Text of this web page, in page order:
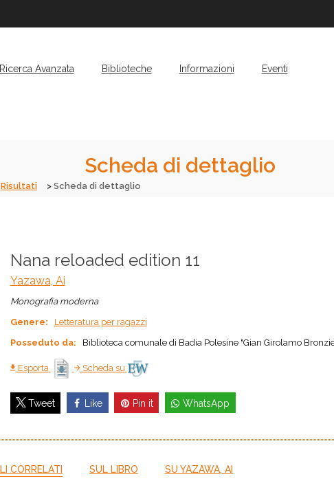
Ricerca Avanzata Biblioteche Informazioni Eventi
Scheda di dettaglio
Risultati Scheda di dettaglio
Nana reloaded edition 11
Yazawa, Ai
Monografia moderna
Genere:
Letteratura per ragazzi
Posseduto da:
Biblioteca comunale di Badia Polesine "Gian Girolamo
Esporta Scheda su
Tweet Like Pin it WhatsApp
CORRELATI SUL LIBRO SU YAZAWA, AI